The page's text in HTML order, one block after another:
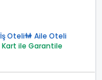
İş Oteli
Aile Oteli
Kart ile Garantile